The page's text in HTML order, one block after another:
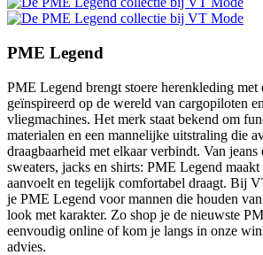
PME Legend
PME Legend brengt stoere herenkleding met
geïnspireerd op de wereld van cargopiloten
vliegmachines. Het merk staat bekend om
materialen en een mannelijke uitstraling die
draagbaarheid met elkaar verbindt. Van jeans
sweaters, jacks en shirts: PME Legend
aanvoelt en tegelijk comfortabel draagt. Bij
je PME Legend voor mannen die houden
look met karakter. Zo shop je de nieuwste
eenvoudig online of kom je langs in onze
advies.